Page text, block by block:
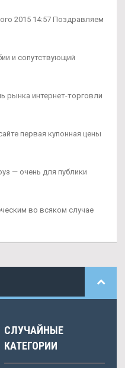
2015 14:57 Поздравляем
и сопутствующий
рынка интернет-торговли
первая купонная цены
— очень для публики
во всяком случае
СЛУЧАЙНЫЕ
КАТЕГОРИИ